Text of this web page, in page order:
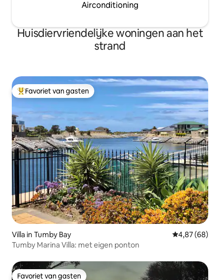
Airconditioning
Huisdiervriendelijke woningen aan het
strand
Topfavoriet van gasten
Favoriet van gasten
Villa in Tumby Bay Gemiddelde
4,87 (68)
Tumby Marina Villa: met eigen ponton
Favoriet van gasten